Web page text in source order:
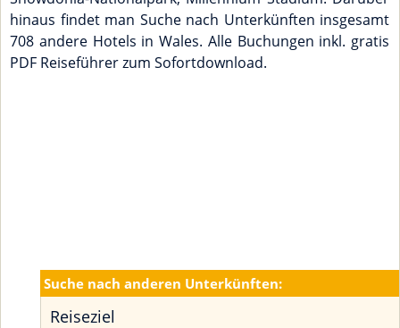
hinaus findet man Suche nach Unterkünften insgesamt
708 andere Hotels in Wales. Alle Buchungen inkl. gratis
PDF Reiseführer zum Sofortdownload.
Suche nach anderen Unterkünften:
Reiseziel